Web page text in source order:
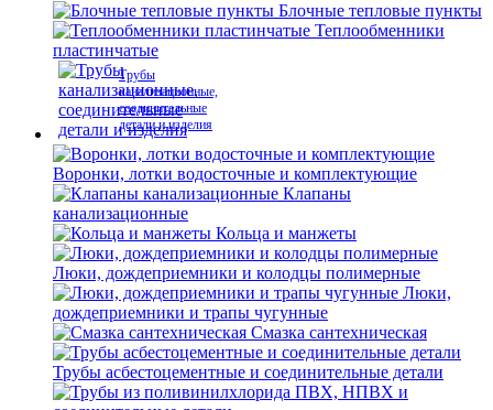
Блочные тепловые пункты
Теплообменники
пластинчатые
Трубы
канализационные,
соединительные
детали и изделия
Воронки, лотки водосточные и комплектующие
Клапаны
канализационные
Кольца и манжеты
Люки, дождеприемники и колодцы полимерные
Люки,
дождеприемники и трапы чугунные
Смазка сантехническая
Трубы асбестоцементные и соединительные детали